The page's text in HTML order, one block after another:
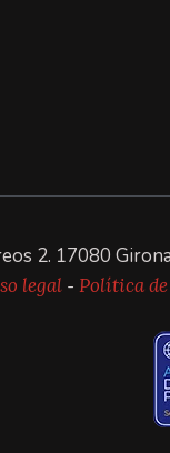
2. 17080
legal- Política